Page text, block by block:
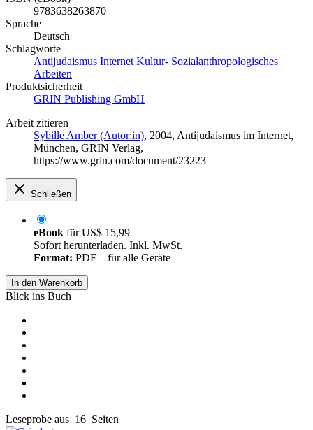
9783638263870
Sprache
Deutsch
Schlagworte
Antijudaismus Internet Kultur- Sozialanthropologisches
Arbeiten
Produktsicherheit
GRIN Publishing GmbH
Arbeit zitieren
Sybille Amber (Autor:in), 2004, Antijudaismus im Internet,
München, GRIN Verlag,
https://www.grin.com/document/23223
Schließen
eBook fürUS$ 15,99
Sofort herunterladen. Inkl. MwSt.
Format: PDF – für alle Geräte
In den Warenkorb
Blick ins Buch
Leseprobe aus 16 Seiten